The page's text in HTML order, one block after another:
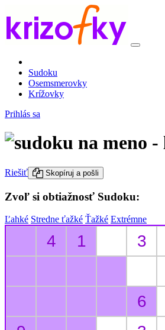
Sudoku
Osemsmerovky
Krížovky
Prihlás sa
Riešiť Skopíruj a pošli
Zvoľ si obtiažnosť Sudoku:
Ľahké Stredne ťažké Ťažké Extrémne